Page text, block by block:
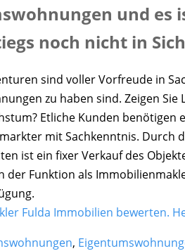
und es
noch nicht in
sind voller Vorfreude in
zu haben sind. Zeigen
Etliche Kunden benötigen
mit Sachkenntnis. Durch
ist ein fixer Verkauf des
der Funktion als
Fulda Immobilien bewerten.
,